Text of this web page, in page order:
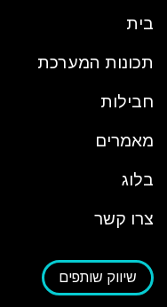
בית
תכונות המערכת
חבילות
מאמרים
בלוג
צרו קשר
שיווק שותפים